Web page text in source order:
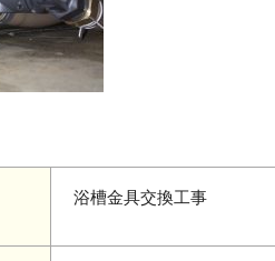
浴槽金具交換工事